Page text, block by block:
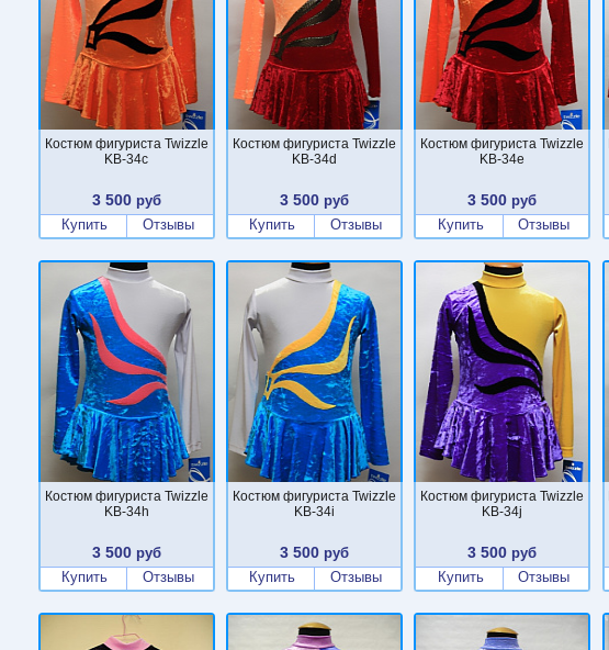
Костюм фигуриста Twizzle
KB-34c
3 500руб
Купить
Отзывы
Костюм фигуриста Twizzle
KB-34d
3 500руб
Купить
Отзывы
Костюм фигуриста Twizzle
KB-34e
3 500 руб
Купить
Отзывы
Костюм фигуриста Twizzle
KB-34h
3 500руб
Купить
Отзывы
Костюм фигуриста Twizzle
KB-34i
3 500руб
Купить
Отзывы
Костюм фигуриста Twizzle
KB-34j
3 500 руб
Купить
Отзывы